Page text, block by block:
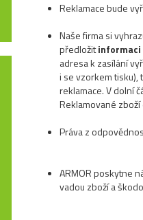
Reklamace bude
Naše firma si
předložitinformaci
adresa k zasílání
i se vzorkem tisku),
reklamace. V dolní
Reklamované
Práva z
ARMOR poskytne
vadou zboží a